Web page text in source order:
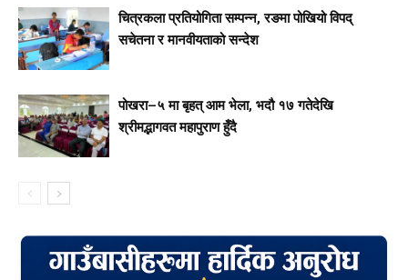
चित्रकला प्रतियोगिता सम्पन्न, रङमा पोखियो विपद्
सचेतना र मानवीयताको सन्देश
पोखरा–५ मा बृहत् आम भेला, भदौ १७ गतेदेखि
श्रीमद्भागवत महापुराण हुँदै